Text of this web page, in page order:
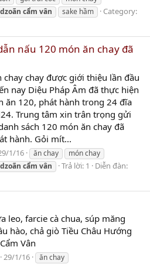
dzoãn cẩm vân sake hầm
Category:
nấu 120 món ăn chay đã
chay được giới thiệu lần đầu
nay Diệu Pháp Âm đã thực hiện
ăn 120, phát hành trong 24 đĩa
Trung tâm xin trân trọng gửi
sách 120 món ăn chay đã
hành. Gỏi mít...
1/16 ăn chay
món chay
dzoãn cẩm vân Trả lời: 1
Diễn đàn:
leo, farcie cà chua, súp măng
hào, chả giò Tiều Châu Hướng
Vân
29/1/16
ăn chay